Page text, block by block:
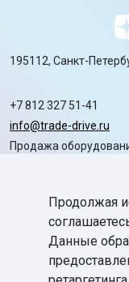
195112, Санкт-
+7 812 327 51-41
info@trade-drive.ru
Продажа
Автоматизацияchevron_right
Маркировкаchevron_right
Продолжая
Данные